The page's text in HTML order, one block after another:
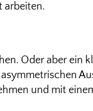
arbeiten.
Oder aber ein
und mit